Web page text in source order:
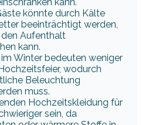
könnte durch Kälte
beeinträchtigt werden,
den Aufenthalt
kann.
Winter bedeuten weniger
wodurch
Beleuchtung
muss.
Hochzeitskleidung für
sein, da